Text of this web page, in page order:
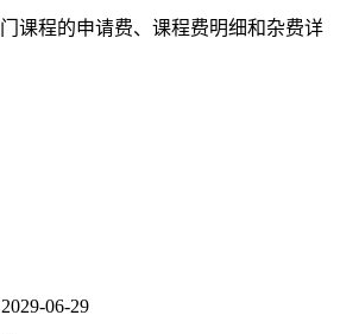
课程的申请费、课程费明细和杂费详
06-29